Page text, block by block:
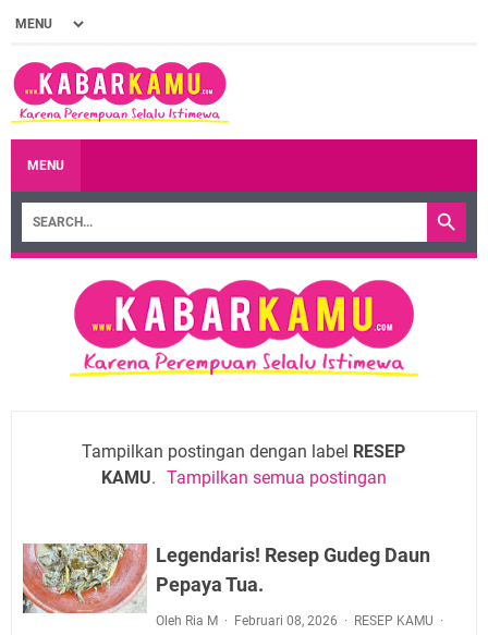
MENU
Tampilkan postingan dengan label RESEP
KAMU. Tampilkan semua postingan
Legendaris! Resep Gudeg Daun
Pepaya Tua.
Oleh Ria M Februari 08, 2026
RESEP KAMU